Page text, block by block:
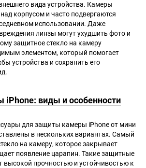
вида устройства. Камеры
корпусом и часто подвергаются
использовании. Даже
линзы могут ухудшить фото и
защитное стекло на камеру
элементом, который помогает
устройства и сохранить его
виды и особенности
для защиты камеры iPhone от мини
в нескольких вариантах. Самый
на камеру, которое закрывает
появление царапин. Такие защитные
прочностью и устойчивостью к